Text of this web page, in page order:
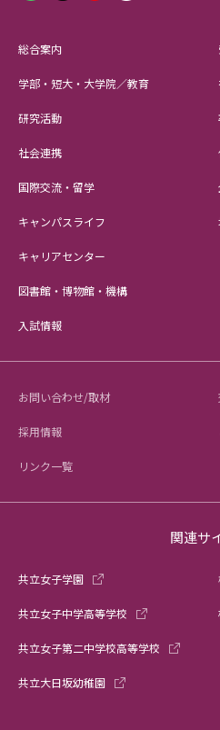
総合案内
学部・短大・大学院／教育
研究活動
社会連携
国際交流・留学
キャンパスライフ
キャリアセンター
図書館・博物館・機構
入試情報
お問い合わせ/取材
採用情報
リンク一覧
関連サ
共立女子学園
共立女子中学高等学校
共立女子第二中学校高等学校
共立大日坂幼稚園